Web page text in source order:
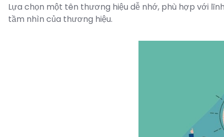
Lựa chọn một tên thương hiệu dễ nhớ, phù hợp với
tầm nhìn của thương hiệu.